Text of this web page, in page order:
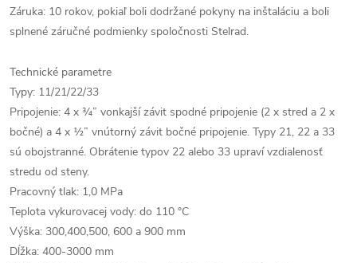
Záruka: 10 rokov, pokiaľ boli dodržané pokyny na inštaláciu a boli
splnené záručné podmienky spoločnosti Stelrad.
Technické parametre
Typy: 11/21/22/33
Pripojenie: 4 x ¾” vonkajší závit spodné pripojenie (2 x stred a 2 x
bočné) a 4 x ½” vnútorný závit bočné pripojenie. Typy 21, 22 a 33
sú obojstranné. Obrátenie typov 22 alebo 33 upraví vzdialenosť
stredu od steny.
Pracovný tlak: 1,0 MPa
Teplota vykurovacej vody: do 110 °C
Výška: 300,400,500, 600 a 900 mm
Dĺžka: 400-3000 mm